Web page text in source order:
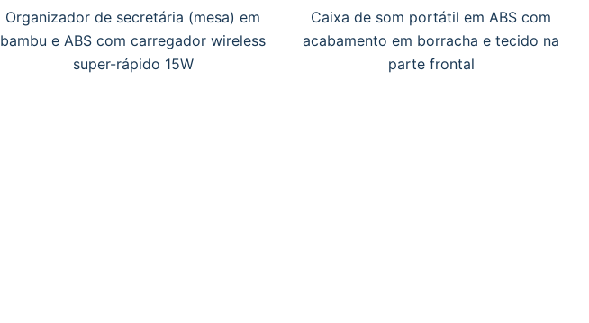
Organizador de secretária (mesa) em
bambu e ABS com carregador wireless
super-rápido 15W
Caixa de som portátil em ABS com
acabamento em borracha e tecido na
parte frontal